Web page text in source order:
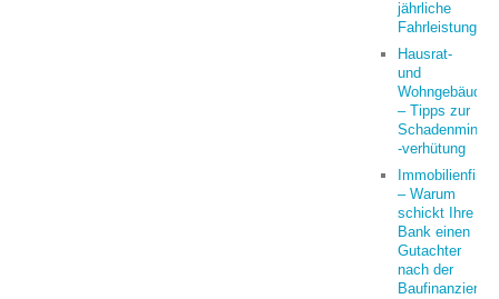
jährliche
Fahrleistung
Hausrat-
und
– Tipps zur
-verhütung
– Warum
schickt Ihre
Bank einen
Gutachter
nach der